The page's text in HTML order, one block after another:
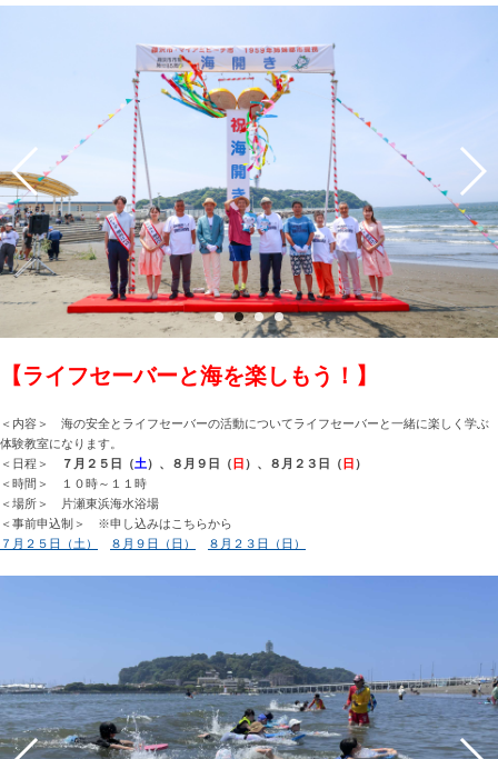
【ライフセーバーと海を楽しもう！】
＜内容＞ 海の安全とライフセーバーの活動についてライフセーバーと一緒に楽しく学ぶ
体験教室になります。
＜日程＞
７月２５日（土 ）、８月９日（ 日 ）、８月２３日（ 日 ）
＜時間＞ １０時～１１時
＜場所＞ 片瀬東浜海水浴場
＜事前申込制＞ ※申し込みはこちらから
７月２５日（土）
８月９日（日） ８月２３日（日）